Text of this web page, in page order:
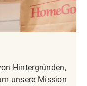
Hintergründen,
unsere Mission